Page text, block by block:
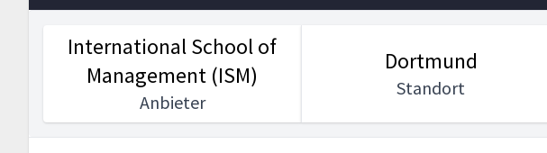
International School of
Management (ISM)
Anbieter
Dortmund
Standort